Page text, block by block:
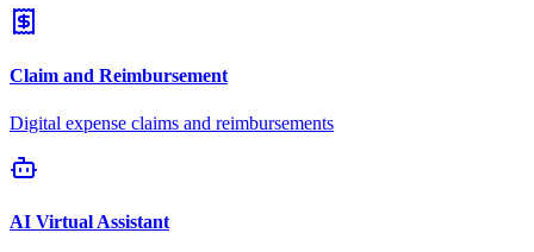
Claim and Reimbursement
Digital expense claims and reimbursements
AI Virtual Assistant